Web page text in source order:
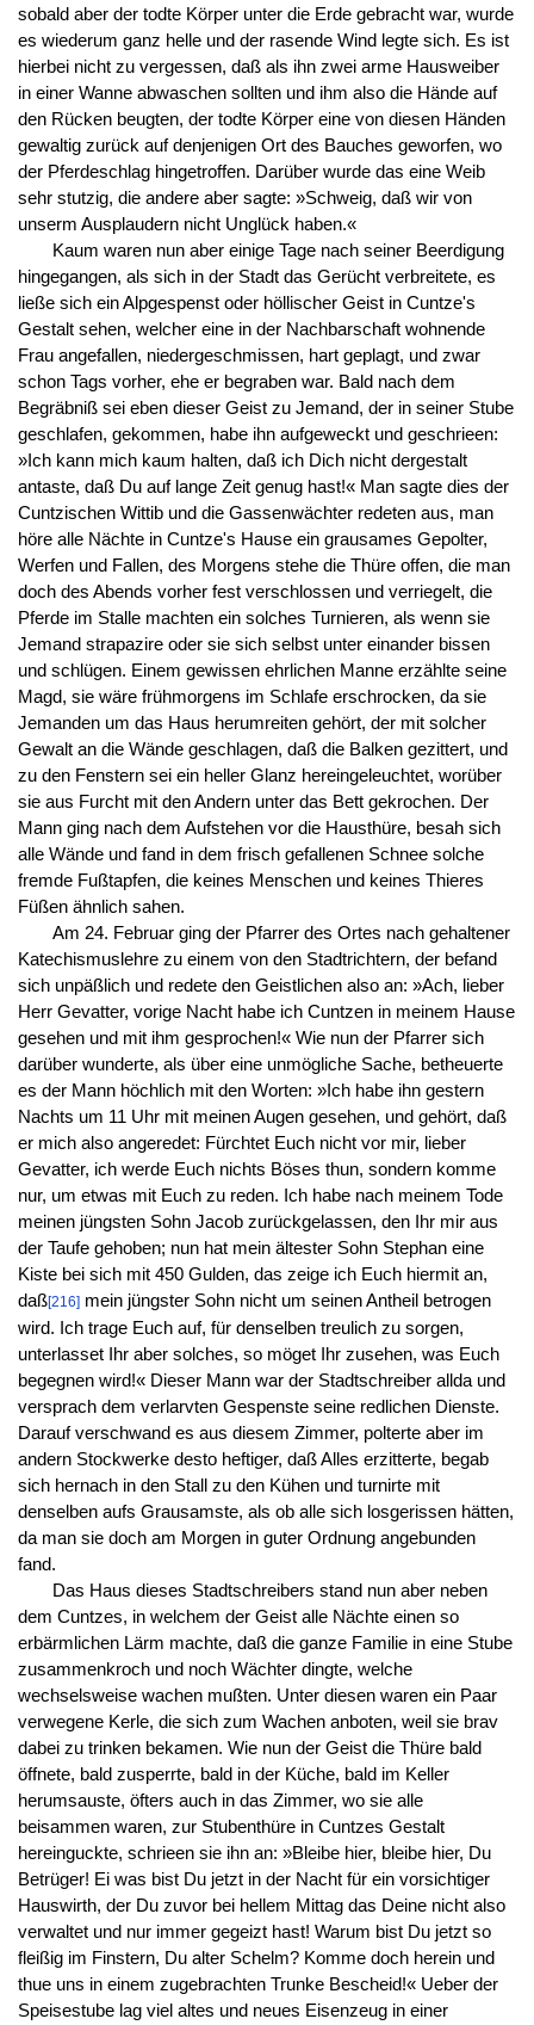
sobald aber der todte Körper unter die Erde gebracht war, wurde
es wiederum ganz helle und der rasende Wind legte sich. Es ist
hierbei nicht zu vergessen, daß als ihn zwei arme Hausweiber
in einer Wanne abwaschen sollten und ihm also die Hände auf
den Rücken beugten, der todte Körper eine von diesen Händen
gewaltig zurück auf denjenigen Ort des Bauches geworfen, wo
der Pferdeschlag hingetroffen. Darüber wurde das eine Weib
sehr stutzig, die andere aber sagte: »Schweig, daß wir von
unserm Ausplaudern nicht Unglück haben.«
Kaum waren nun aber einige Tage nach seiner Beerdigung
hingegangen, als sich in der Stadt das Gerücht verbreitete, es
ließe sich ein Alpgespenst oder höllischer Geist in Cuntze's
Gestalt sehen, welcher eine in der Nachbarschaft wohnende
Frau angefallen, niedergeschmissen, hart geplagt, und zwar
schon Tags vorher, ehe er begraben war. Bald nach dem
Begräbniß sei eben dieser Geist zu Jemand, der in seiner Stube
geschlafen, gekommen, habe ihn aufgeweckt und geschrieen:
»Ich kann mich kaum halten, daß ich Dich nicht dergestalt
antaste, daß Du auf lange Zeit genug hast!« Man sagte dies der
Cuntzischen Wittib und die Gassenwächter redeten aus, man
höre alle Nächte in Cuntze's Hause ein grausames Gepolter,
Werfen und Fallen, des Morgens stehe die Thüre offen, die man
doch des Abends vorher fest verschlossen und verriegelt, die
Pferde im Stalle machten ein solches Turnieren, als wenn sie
Jemand strapazire oder sie sich selbst unter einander bissen
und schlügen. Einem gewissen ehrlichen Manne erzählte seine
Magd, sie wäre frühmorgens im Schlafe erschrocken, da sie
Jemanden um das Haus herumreiten gehört, der mit solcher
Gewalt an die Wände geschlagen, daß die Balken gezittert, und
zu den Fenstern sei ein heller Glanz hereingeleuchtet, worüber
sie aus Furcht mit den Andern unter das Bett gekrochen. Der
Mann ging nach dem Aufstehen vor die Hausthüre, besah sich
alle Wände und fand in dem frisch gefallenen Schnee solche
fremde Fußtapfen, die keines Menschen und keines Thieres
Füßen ähnlich sahen.
Am 24. Februar ging der Pfarrer des Ortes nach gehaltener
Katechismuslehre zu einem von den Stadtrichtern, der befand
sich unpäßlich und redete den Geistlichen also an: »Ach, lieber
Herr Gevatter, vorige Nacht habe ich Cuntzen in meinem Hause
gesehen und mit ihm gesprochen!« Wie nun der Pfarrer sich
darüber wunderte, als über eine unmögliche Sache, betheuerte
es der Mann höchlich mit den Worten: »Ich habe ihn gestern
Nachts um 11 Uhr mit meinen Augen gesehen, und gehört, daß
er mich also angeredet: Fürchtet Euch nicht vor mir, lieber
Gevatter, ich werde Euch nichts Böses thun, sondern komme
nur, um etwas mit Euch zu reden. Ich habe nach meinem Tode
meinen jüngsten Sohn Jacob zurückgelassen, den Ihr mir aus
der Taufe gehoben; nun hat mein ältester Sohn Stephan eine
Kiste bei sich mit 450 Gulden, das zeige ich Euch hiermit an,
daß[216]mein jüngster Sohn nicht um seinen Antheil betrogen
wird. Ich trage Euch auf, für denselben treulich zu sorgen,
unterlasset Ihr aber solches, so möget Ihr zusehen, was Euch
begegnen wird!« Dieser Mann war der Stadtschreiber allda und
versprach dem verlarvten Gespenste seine redlichen Dienste.
Darauf verschwand es aus diesem Zimmer, polterte aber im
andern Stockwerke desto heftiger, daß Alles erzitterte, begab
sich hernach in den Stall zu den Kühen und turnirte mit
denselben aufs Grausamste, als ob alle sich losgerissen hätten,
da man sie doch am Morgen in guter Ordnung angebunden
fand.
Das Haus dieses Stadtschreibers stand nun aber neben
dem Cuntzes, in welchem der Geist alle Nächte einen so
erbärmlichen Lärm machte, daß die ganze Familie in eine Stube
zusammenkroch und noch Wächter dingte, welche
wechselsweise wachen mußten. Unter diesen waren ein Paar
verwegene Kerle, die sich zum Wachen anboten, weil sie brav
dabei zu trinken bekamen. Wie nun der Geist die Thüre bald
öffnete, bald zusperrte, bald in der Küche, bald im Keller
herumsauste, öfters auch in das Zimmer, wo sie alle
beisammen waren, zur Stubenthüre in Cuntzes Gestalt
hereinguckte, schrieen sie ihn an: »Bleibe hier, bleibe hier, Du
Betrüger! Ei was bist Du jetzt in der Nacht für ein vorsichtiger
Hauswirth, der Du zuvor bei hellem Mittag das Deine nicht also
verwaltet und nur immer gegeizt hast! Warum bist Du jetzt so
fleißig im Finstern, Du alter Schelm? Komme doch herein und
thue uns in einem zugebrachten Trunke Bescheid!« Ueber der
Speisestube lag viel altes und neues Eisenzeug in einer